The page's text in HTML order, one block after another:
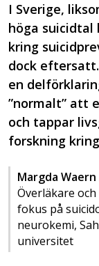
I Sverige,
höga suicidtal
kring
dock
en
”normalt” att
och tappar
forskning
Margda Waern
Överläkare
fokus på
neurokemi,
universitet